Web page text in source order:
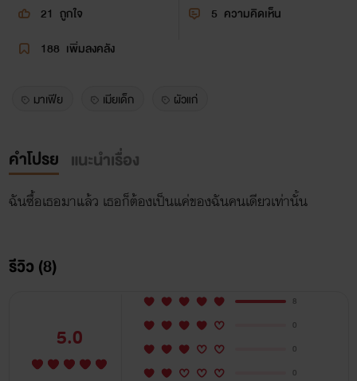
21 ถูกใจ 5 ความคิดเห็น
188 เพิ่มลงคลัง
มาเฟีย เมียเด็ก ผัวแก่
คำโปรย แนะนำเรื่อง
ฉันซื้อเธอมาแล้ว เธอก็ต้องเป็นแค่ของฉันคนเดียวเท่านั้น
รีวิว (8)
5.0
8
0
0
0